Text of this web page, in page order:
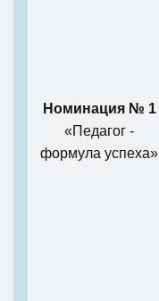
Номинация № 1
«Педагог -
формула успеха»